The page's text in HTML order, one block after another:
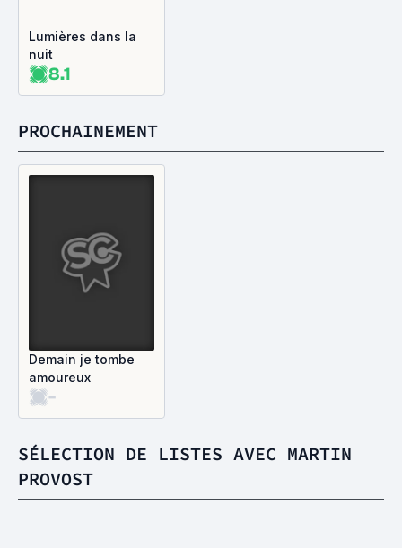
Lumières dans la
nuit
8.1
PROCHAINEMENT
Demain je tombe
amoureux
-
SÉLECTION DE LISTES AVEC MARTIN
PROVOST